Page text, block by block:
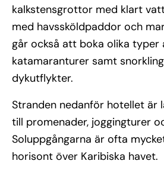
kalkstensgrottor med klart
med havssköldpaddor och
går också att boka olika
katamaranturer samt
dykutflykter.
Stranden nedanför hotellet är
till promenader, joggingturer
Soluppgångarna är ofta
horisont över Karibiska havet.